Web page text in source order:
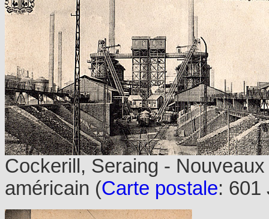
Cockerill, Seraing -
américain (Carte postale: 601